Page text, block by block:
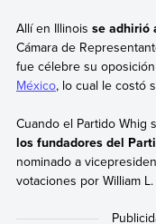
Allí en Illinois se adhirió
Cámara de
fue célebre su
México, lo cual le costó
Cuando el Partido Whig
los fundadores del
nominado a
votaciones por William